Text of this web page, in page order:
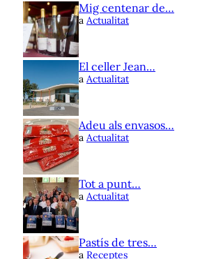
Mig centenar de…
a Actualitat
El celler Jean…
a Actualitat
Adeu als envasos…
a Actualitat
Tot a punt…
a Actualitat
Pastís de tres…
a Receptes